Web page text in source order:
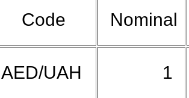
Code Nominal
AED/UAH 1